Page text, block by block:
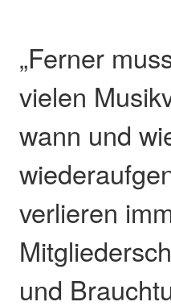
„Ferner
vielen
wann und
verlieren
und